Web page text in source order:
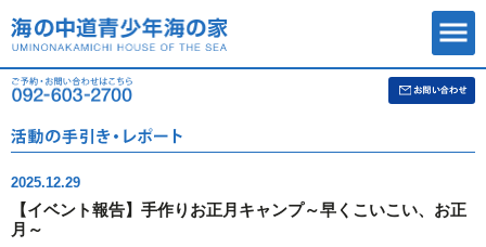
2025.12.29
【イベント報告】手作りお正月キャンプ～早くこいこい、お正
月～